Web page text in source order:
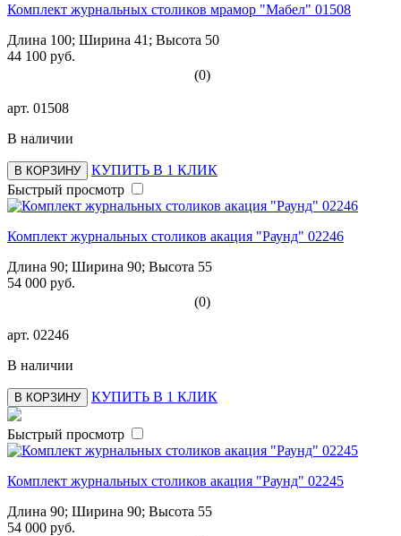
Комплект журнальных столиков мрамор "Мабел" 01508
Длина 100; Ширина 41; Высота 50
44 100 руб.
(0)
арт. 01508
В наличии
В КОРЗИНУ
КУПИТЬ В 1 КЛИК
Быстрый просмотр
Комплект журнальных столиков акация "Раунд" 02246
Длина 90; Ширина 90; Высота 55
54 000 руб.
(0)
арт. 02246
В наличии
В КОРЗИНУ КУПИТЬ В 1 КЛИК
Быстрый просмотр
Комплект журнальных столиков акация "Раунд" 02245
Длина 90; Ширина 90; Высота 55
54 000 руб.